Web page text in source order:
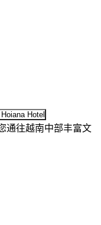
Hotel
通往越南中部丰富文